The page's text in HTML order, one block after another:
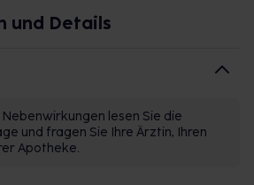
und Details
Nebenwirkungen lesen Sie die
und fragen Sie Ihre Ärztin, Ihren
Apotheke.